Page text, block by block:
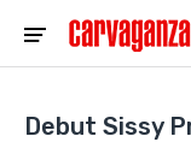
Debut Sissy